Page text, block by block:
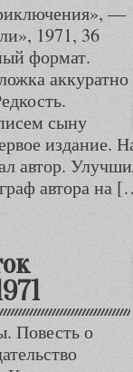
—
1971, 36
формат.
аккуратно
сыну
издание.
автор.
автора на
Повесть о